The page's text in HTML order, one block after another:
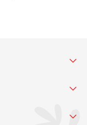
Pinterest
naar Instagram